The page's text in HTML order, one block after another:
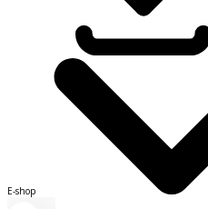
E-shop